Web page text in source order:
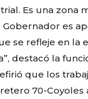
Es una zona
es
se refleje en la
destacó la
que los
70-Coyoles